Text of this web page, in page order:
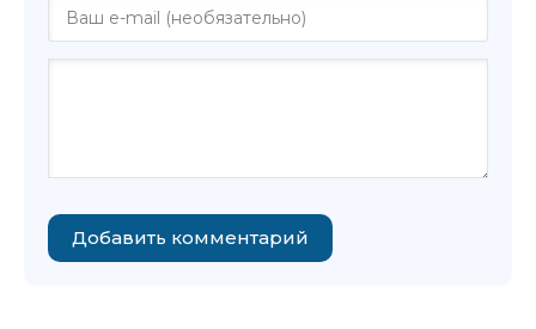
Добавить комментарий